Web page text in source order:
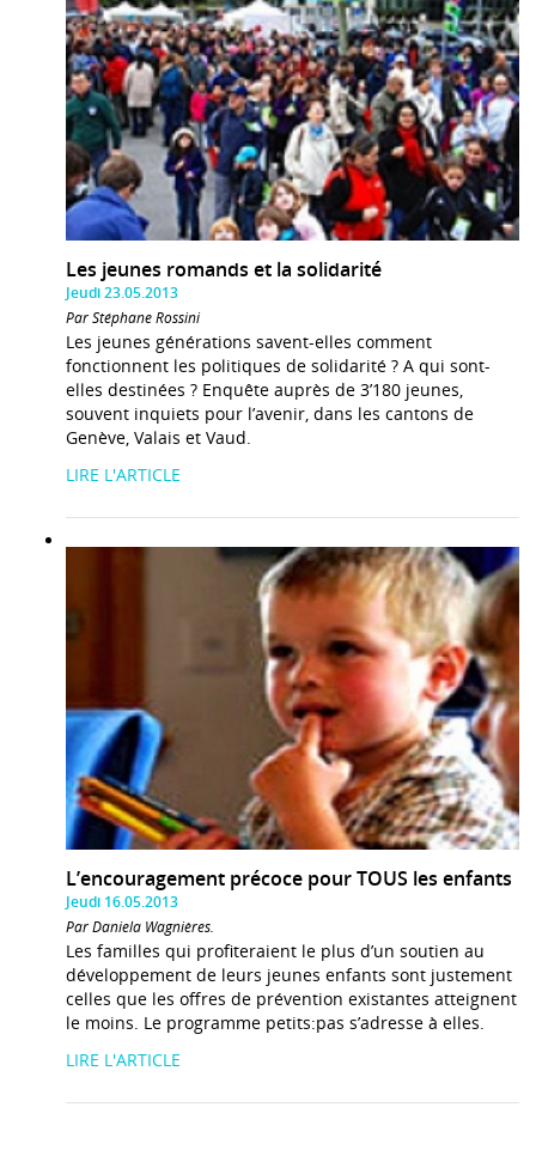
Les jeunes romands et la solidarité
Jeudi 23.05.2013
Par Stéphane Rossini
Les jeunes générations savent-elles comment
fonctionnent les politiques de solidarité ? A qui sont-
elles destinées ? Enquête auprès de 3’180 jeunes,
souvent inquiets pour l’avenir, dans les cantons de
Genève, Valais et Vaud.
LIRE L'ARTICLE
L’encouragement précoce pour TOUS les enfants
Jeudi 16.05.2013
Par Daniela Wagnières.
Les familles qui profiteraient le plus d’un soutien au
développement de leurs jeunes enfants sont justement
celles que les offres de prévention existantes atteignent
le moins. Le programme petits:pas s’adresse à elles.
LIRE L'ARTICLE